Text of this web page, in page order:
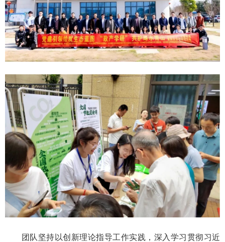
团队坚持以创新理论指导工作实践，深入学习贯彻习近